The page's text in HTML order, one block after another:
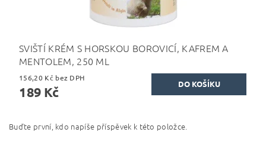
SVIŠTÍ KRÉM S HORSKOU BOROVICÍ, KAFREM A
MENTOLEM, 250 ML
156,20 Kč bez DPH
189 Kč
Buďte první, kdo napíše příspěvek k této položce.